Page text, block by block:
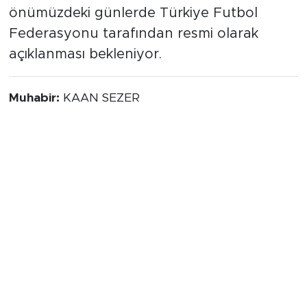
önümüzdeki günlerde Türkiye Futbol
Federasyonu tarafından resmi olarak
açıklanması bekleniyor.
Muhabir: KAAN SEZER